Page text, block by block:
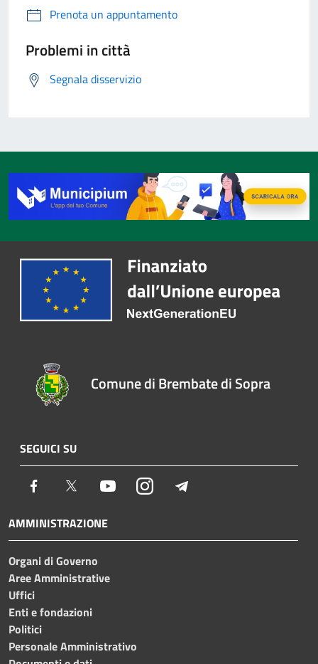
Prenota un appuntamento
Problemi in città
Segnala disservizio
Comune di Brembate di Sopra
SEGUICI SU
Facebook Twitter YoutubeInstagram
AMMINISTRAZIONE
Organi di Governo
Aree Amministrative
Uffici
Enti e fondazioni
Politici
Personale Amministrativo